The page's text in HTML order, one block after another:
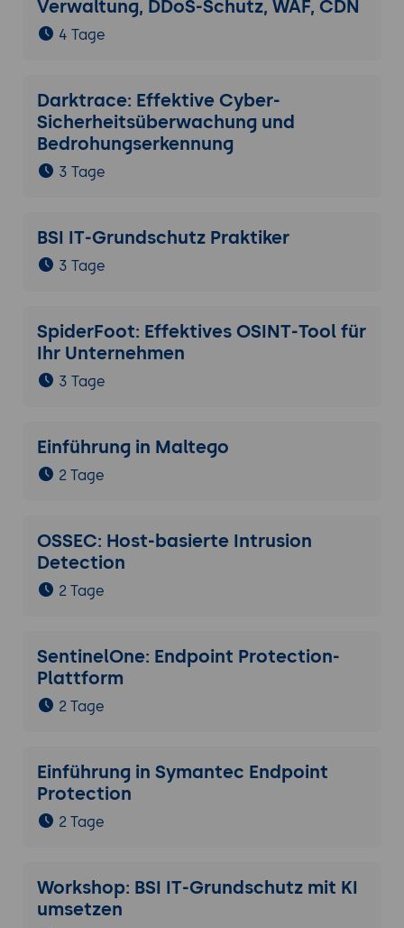
Verwaltung, DDoS-Schutz, WAF, CDN
4 Tage
Darktrace: Effektive Cyber-
Sicherheitsüberwachung und
Bedrohungserkennung
3 Tage
BSI IT-Grundschutz Praktiker
3 Tage
SpiderFoot: Effektives OSINT-Tool für
Ihr Unternehmen
3 Tage
Einführung in Maltego
2 Tage
OSSEC: Host-basierte Intrusion
Detection
2 Tage
SentinelOne: Endpoint Protection-
Plattform
2 Tage
Einführung in Symantec Endpoint
Protection
2 Tage
Workshop: BSI IT-Grundschutz mit KI
umsetzen